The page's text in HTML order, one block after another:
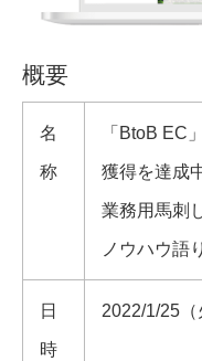
概要
名
称
「BtoB EC
獲得を達成
業務用馬刺
ノウハウ語
日
時
2022/1/25